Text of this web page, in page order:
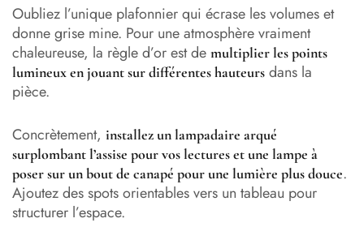
Oubliez l’unique plafonnier qui écrase les volumes et
donne grise mine. Pour une atmosphère vraiment
chaleureuse, la règle d’or est de multiplier les points
lumineux en jouant sur différentes hauteurs dans la
pièce.
Concrètement, installez un lampadaire arqué
surplombant l’assise pour vos lectures et une lampe à
poser sur un bout de canapé pour une lumière plus douce.
Ajoutez des spots orientables vers un tableau pour
structurer l’espace.